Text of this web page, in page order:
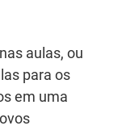
aulas, ou
para os
em uma